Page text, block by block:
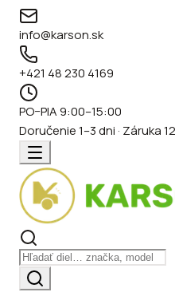
info@karson.sk
+421 48 230 4169
PO–PIA 9:00–15:00
Doručenie 1–3 dni · Záruka